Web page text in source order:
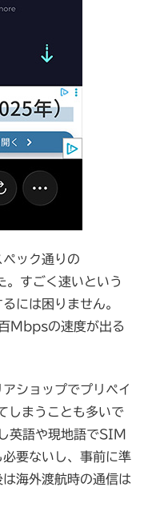
ック通りの
すごく速いという
には困りません。
Mbpsの速度が出る
ショップでプリペイ
まうことも多いで
英語や現地語でSIM
要ないし、事前に準
海外渡航時の通信は